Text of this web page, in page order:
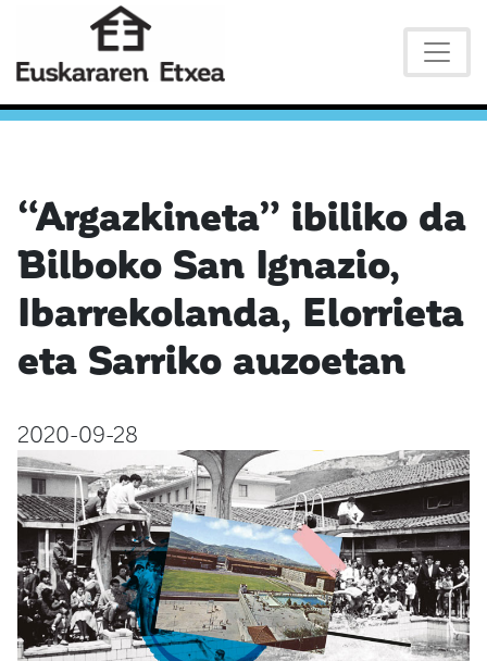
“Argazkineta” ibiliko da
Bilboko San Ignazio,
Ibarrekolanda, Elorrieta
eta Sarriko auzoetan
2020-09-28